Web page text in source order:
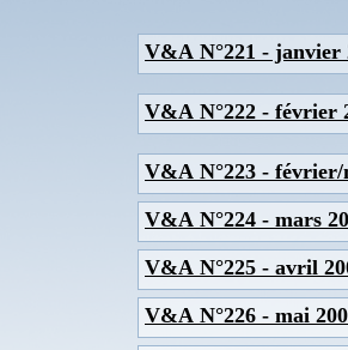
V&A N°221 - janvier
V&A N°222 - février
V&A N°223 - février/
V&A N°224 - mars
V&A N°225 - avril
V&A N°226 - mai